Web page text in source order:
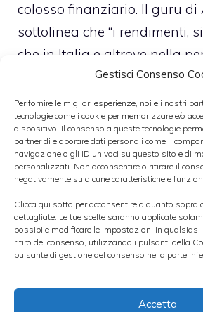
Gestisci Consenso
Per fornire le migliori esperienze, noi e i nostri
tecnologie come i cookie per memorizzare e/o
dispositivo. Il consenso a queste tecnologie
partner di elaborare dati personali come il
navigazione o gli ID univoci su questo sito e di
personalizzati. Non acconsentire o ritirare il
negativamente su alcune caratteristiche e
Clicca qui sotto per acconsentire a quanto sopra
dettagliate. Le tue scelte saranno applicate
possibile modificare le impostazioni in qualsiasi
ritiro del consenso, utilizzando i pulsanti della
pulsante di gestione del consenso nella parte
Accetta
colosso finanziario. Il guru di
sottolinea che “i rendimenti,
che in Italia e altrove nella
sono ancora molto superiori
di crescita del Pil nominale
anni”. Gli spread di Italia e
ormai ai livelli di inizio 2012.